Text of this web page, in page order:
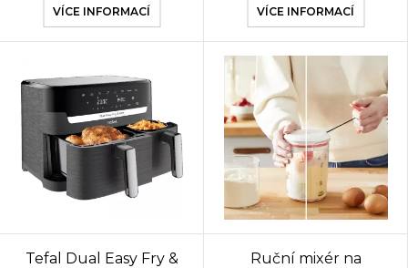
VÍCE INFORMACÍ VÍCE INFORMACÍ
Tefal Dual Easy Fry &
Ruční mixér na